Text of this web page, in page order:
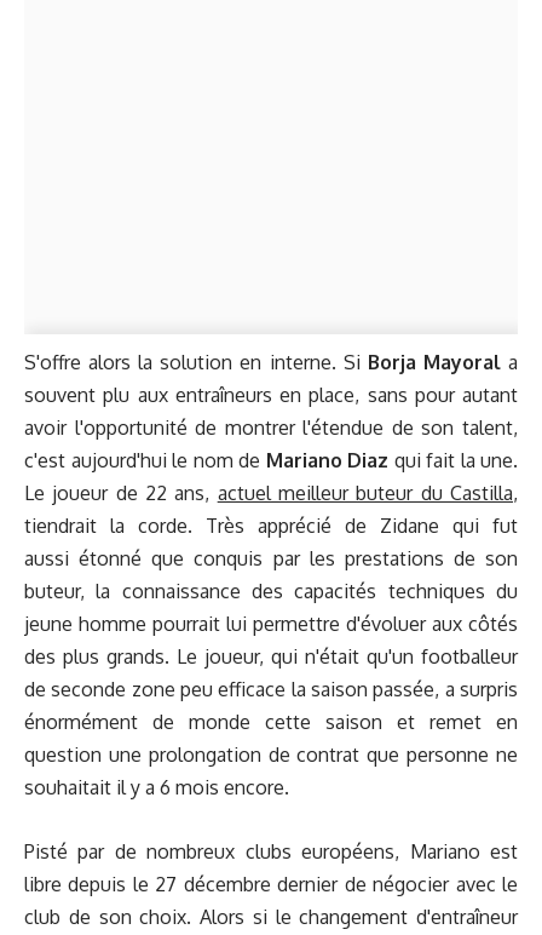
S'offre alors la solution en interne. Si Borja Mayorala
souvent plu aux entraîneurs en place, sans pour autant
avoir l'opportunité de montrer l'étendue de son talent,
c'est aujourd'hui le nom de Mariano Diaz qui fait la une.
Le joueur de 22 ans, actuel meilleur buteur du Castilla,
tiendrait la corde. Très apprécié de Zidane qui fut
aussi étonné que conquis par les prestations de son
buteur, la connaissance des capacités techniques du
jeune homme pourrait lui permettre d'évoluer aux côtés
des plus grands. Le joueur, qui n'était qu'un footballeur
de seconde zone peu efficace la saison passée, a surpris
énormément de monde cette saison et remet en
question une prolongation de contrat que personne ne
souhaitait il y a 6 mois encore.
Pisté par de nombreux clubs européens, Mariano est
libre depuis le 27 décembre dernier de négocier avec le
club de son choix. Alors si le changement d'entraîneur